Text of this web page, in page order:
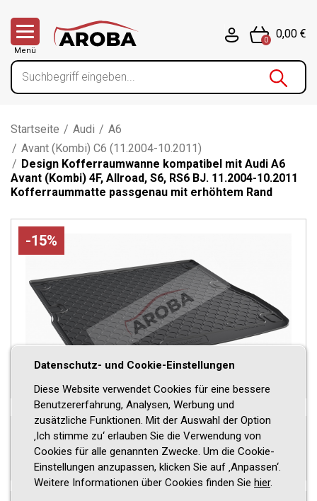
Menü
0
0,00 €
Startseite / Audi / A6
/ Avant (Kombi) C6 (11.2004-10.2011)
/ Design Kofferraumwanne kompatibel mit Audi A6
Avant (Kombi) 4F, Allroad, S6, RS6 BJ. 11.2004-10.2011
Kofferraummatte passgenau mit erhöhtem Rand
-15%
Datenschutz- und Cookie-Einstellungen
Diese Website verwendet Cookies für eine bessere
Benutzererfahrung, Analysen, Werbung und
zusätzliche Funktionen. Mit der Auswahl der Option
‚Ich stimme zu‘ erlauben Sie die Verwendung von
Cookies für alle genannten Zwecke. Um die Cookie-
Einstellungen anzupassen, klicken Sie auf ‚Anpassen‘.
Weitere Informationen über Cookies finden Sie hier.